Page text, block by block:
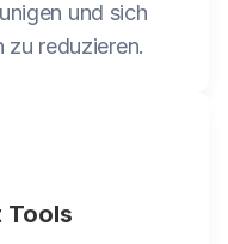
und sich
reduzieren.
Tools